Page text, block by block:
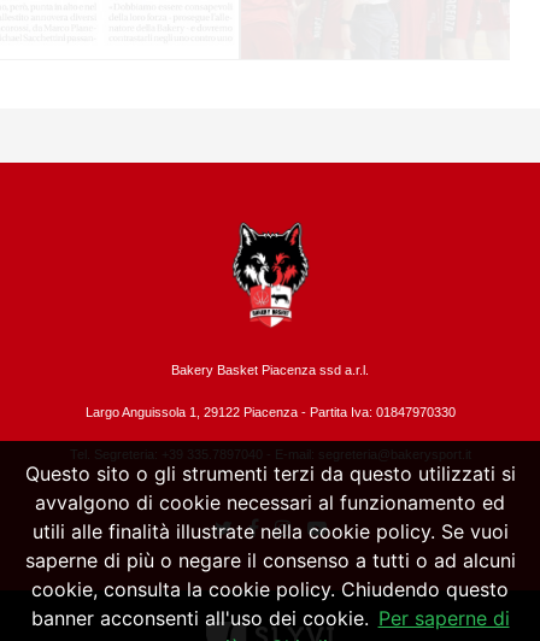
Bakery Basket Piacenza ssd a.r.l.
Largo Anguissola 1, 29122 Piacenza - Partita Iva: 01847970330
Tel. Segreteria: +39 335.7897040 - E-mail: segreteria@bakerysport.it
Questo sito o gli strumenti terzi da questo utilizzati si
avvalgono di cookie necessari al funzionamento ed
utili alle finalità illustrate nella cookie policy. Se vuoi
saperne di più o negare il consenso a tutti o ad alcuni
cookie, consulta la cookie policy. Chiudendo questo
banner acconsenti all'uso dei cookie. Per saperne di